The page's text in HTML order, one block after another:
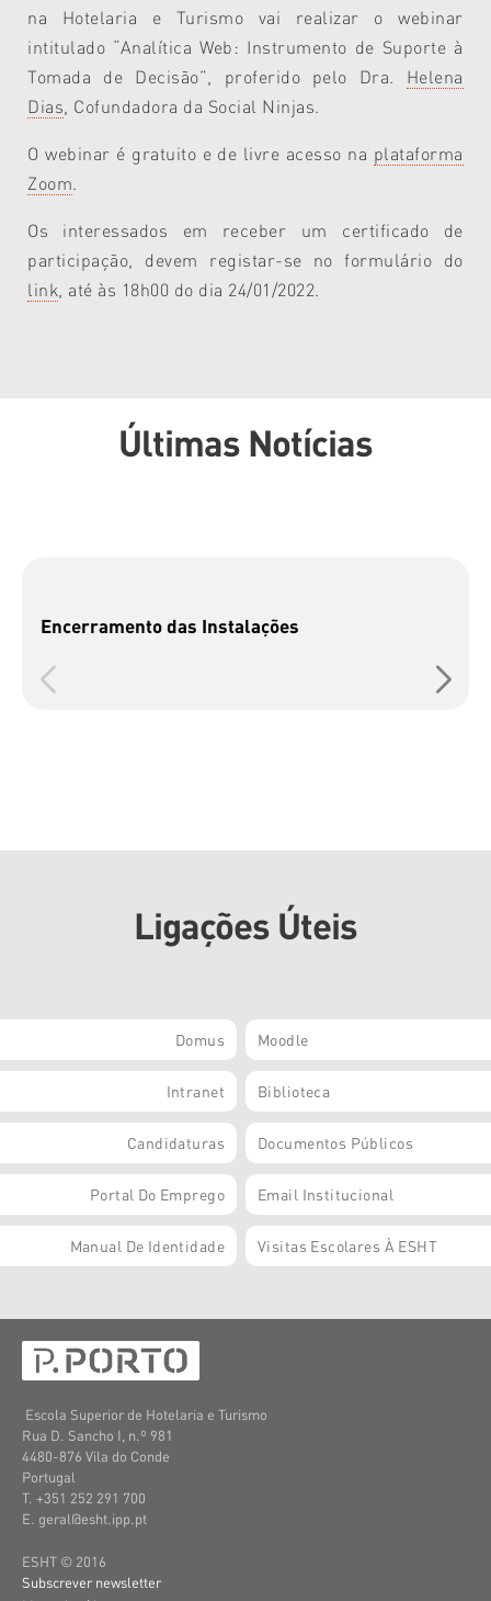
na Hotelaria e Turismo vai realizar o webinar
intitulado “Analítica Web: Instrumento de Suporte à
Tomada de Decisão”, proferido pelo Dra. Helena
Dias , Cofundadora da Social Ninjas.
O webinar é gratuito e de livre acesso na plataforma
Zoom.
Os interessados em receber um certificado de
participação, devem registar-se no formulário do
link , até às 18h00 do dia 24/01/2022.
Últimas Notícias
Encerramento das Instalações
Ligações Úteis
Domus Moodle
Intranet Biblioteca
Candidaturas Documentos Públicos
Portal Do Emprego Email Institucional
Manual De Identidade Visitas Escolares À ESHT
Escola Superior de Hotelaria e Turismo
Rua D. Sancho I, n.º 981
4480-876 Vila do Conde
Portugal
T. +351 252 291 700
E. geral@esht.ipp.pt
ESHT © 2016
Subscrever newsletter